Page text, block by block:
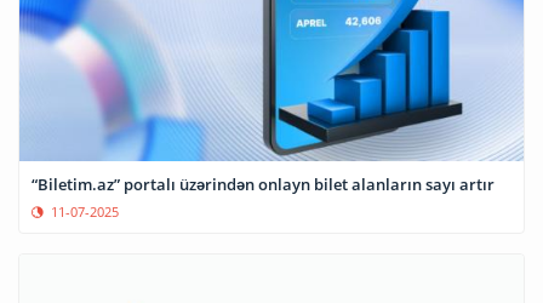
“Biletim.az” portalı üzərindən onlayn bilet alanların sayı artır
11-07-2025